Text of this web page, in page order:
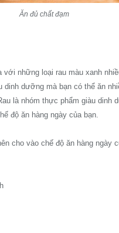
Ăn đủ chất đạm
với những loại rau màu xanh
dinh dưỡng mà bạn có thể ăn
là nhóm thực phẩm giàu dinh
độ ăn hàng ngày của bạn.
cho vào chế độ ăn hàng ngày